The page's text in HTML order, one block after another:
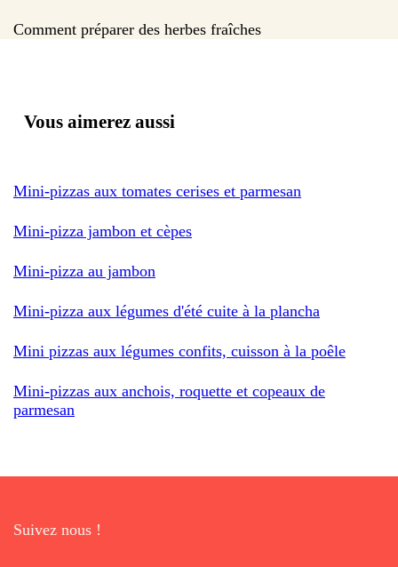
Comment préparer des herbes fraîches
Vous aimerez aussi
Mini-pizzas aux tomates cerises et parmesan
Mini-pizza jambon et cèpes
Mini-pizza au jambon
Mini-pizza aux légumes d'été cuite à la plancha
Mini pizzas aux légumes confits, cuisson à la poêle
Mini-pizzas aux anchois, roquette et copeaux de
parmesan
Suivez nous !